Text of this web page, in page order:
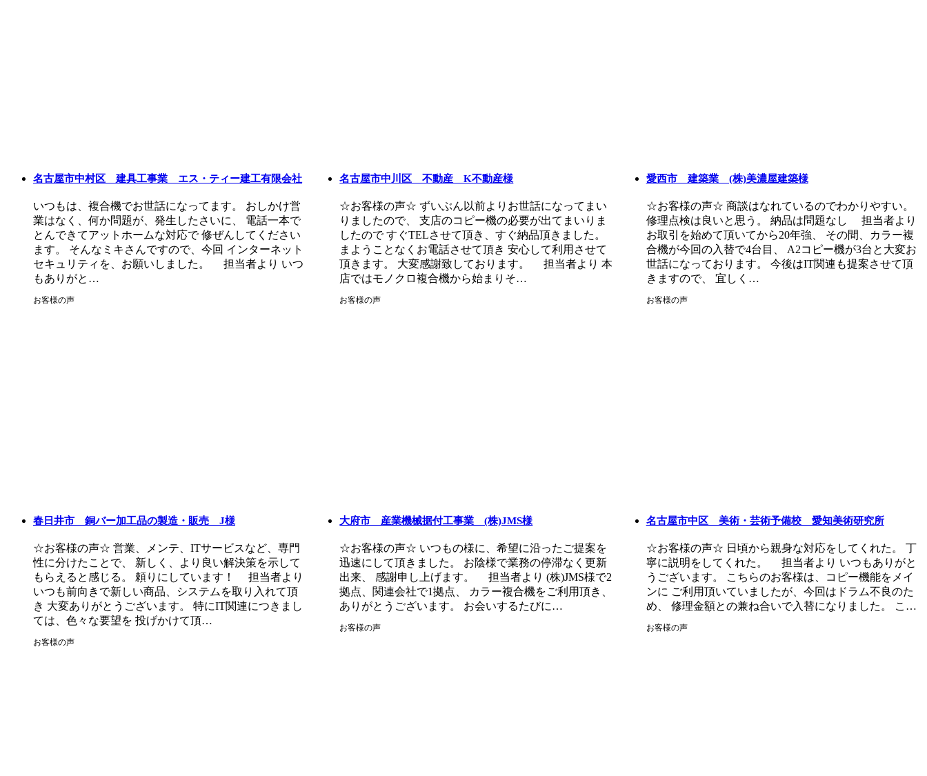
名古屋市中村区 建具工事業 エス・ティー建工有限会社
いつもは、複合機でお世話になってます。 おしかけ営
業はなく、何か問題が、発生したさいに、 電話一本で
とんできてアットホームな対応で 修ぜんしてください
ます。 そんなミキさんですので、今回 インターネット
セキュリティを、お願いしました。 担当者より いつ
もありがと…
お客様の声
名古屋市中川区 不動産 K不動産様
☆お客様の声☆ ずいぶん以前よりお世話になってまい
りましたので、 支店のコピー機の必要が出てまいりま
したので すぐTELさせて頂き、すぐ納品頂きました。
まようことなくお電話させて頂き 安心して利用させて
頂きます。 大変感謝致しております。 担当者より 本
店ではモノクロ複合機から始まりそ…
お客様の声
愛西市 建築業 (株)美濃屋建築様
☆お客様の声☆ 商談はなれているのでわかりやすい。
修理点検は良いと思う。 納品は問題なし 担当者より
お取引を始めて頂いてから20年強、 その間、カラー複
合機が今回の入替で4台目、 A2コピー機が3台と大変お
世話になっております。 今後はIT関連も提案させて頂
きますので、 宜しく…
お客様の声
春日井市 銅バー加工品の製造・販売 J様
☆お客様の声☆ 営業、メンテ、ITサービスなど、専門
性に分けたことで、 新しく、より良い解決策を示して
もらえると感じる。 頼りにしています！ 担当者より
いつも前向きで新しい商品、システムを取り入れて頂
き 大変ありがとうございます。 特にIT関連につきまし
ては、色々な要望を 投げかけて頂…
お客様の声
大府市 産業機械据付工事業 (株)JMS様
☆お客様の声☆ いつもの様に、希望に沿ったご提案を
迅速にして頂きました。 お陰様で業務の停滞なく更新
出来、 感謝申し上げます。 担当者より (株)JMS様で2
拠点、関連会社で1拠点、 カラー複合機をご利用頂き、
ありがとうございます。 お会いするたびに…
お客様の声
名古屋市中区 美術・芸術予備校 愛知美術研究所
☆お客様の声☆ 日頃から親身な対応をしてくれた。 丁
寧に説明をしてくれた。 担当者より いつもありがと
うございます。 こちらのお客様は、コピー機能をメイ
ンに ご利用頂いていましたが、今回はドラム不良のた
め、 修理金額との兼ね合いで入替になりました。 こ…
お客様の声